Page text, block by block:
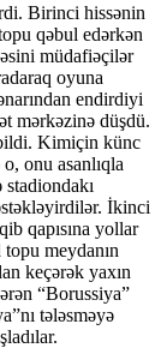
Birinci hissənin
qəbul edərkən
müdafiəçilər
oyuna
endirdiyi
mərkəzinə düşdü.
Kimiçin künc
onu asanlıqla
İkinci
qapısına yollar
meydanın
keçərək yaxın
“Borussiya”
tələsməyə